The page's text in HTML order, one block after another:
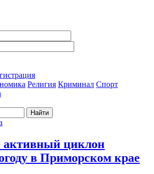
Религия Криминал Спорт
Найти
активный циклон
в Приморском крае